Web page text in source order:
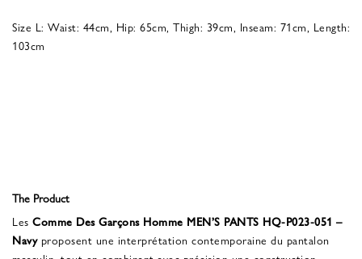
Size L: Waist: 44cm, Hip: 65cm, Thigh: 39cm, Inseam: 71cm, Length:
103cm
The Product
Les Comme Des Garçons Homme MEN’S PANTS HQ-P023-051 –
Navyproposent une interprétation contemporaine du pantalon